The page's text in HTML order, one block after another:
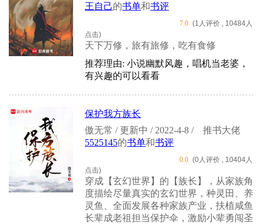
王自己的书单和书评
7.0 (1人评价 , 10484人
点击)
天下万修，旅有旅修，吃有食修
推荐理由: 小说幽默风趣，唱机当老婆，
有兴趣的可以看看
保护我方族长
傲无常 / 更新中 / 2022-4-8 /
推书大佬
5525145的书单和书评
0.0 (0人评价 , 10404人
点击)
穿成【玄幻世界】的【族长】，从家族角
度描绘尽量真实的玄幻世界，种灵田、养
灵鱼、全面发展各种家族产业，扶植咸鱼
长辈成老祖担当保护伞，激励小辈勇闯圣